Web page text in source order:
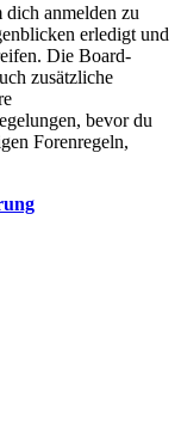
anmelden zu
erledigt und
Die Board-
zusätzliche
bevor du
Forenregeln,